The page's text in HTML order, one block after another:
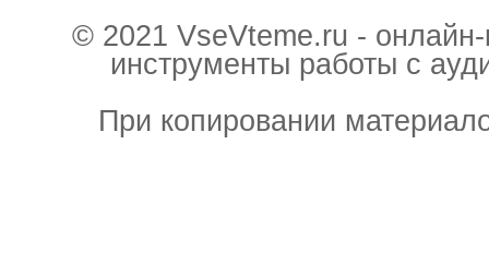
© 2021 VseVteme.ru -
инструменты работы с
При копировании